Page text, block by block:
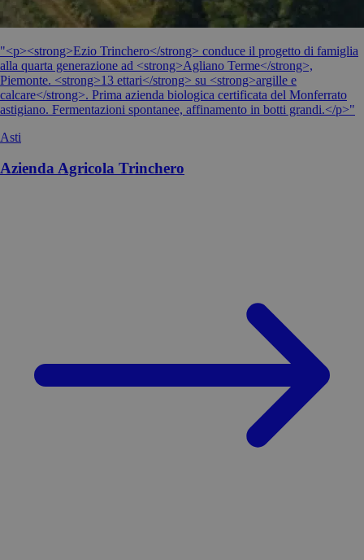
"<p><strong>Ezio Trinchero</strong> conduce il progetto di famiglia
alla quarta generazione ad <strong>Agliano Terme</strong>,
Piemonte. <strong>13 ettari</strong> su <strong>argille e
calcare</strong>. Prima azienda biologica certificata del Monferrato
astigiano. Fermentazioni spontanee, affinamento in botti grandi.</p>"
Asti
Azienda Agricola Trinchero